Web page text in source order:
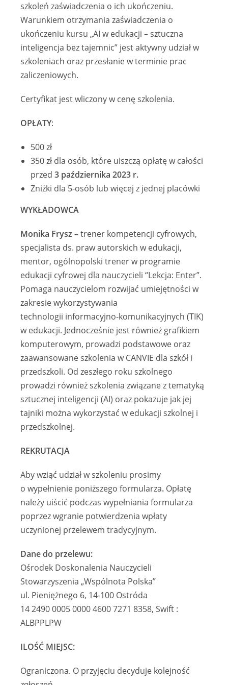
szkoleń zaświadczenia o ich ukończeniu.
Warunkiem otrzymania zaświadczenia o
ukończeniu kursu „AI w edukacji – sztuczna
inteligencja bez tajemnic” jest aktywny udział w
szkoleniach oraz przesłanie w terminie prac
zaliczeniowych.
Certyfikat jest wliczony w cenę szkolenia.
OPŁATY:
500 zł
350 zł dla osób, które uiszczą opłatę w całości
przed3 października 2023 r.
Zniżki dla 5-osób lub więcej z jednej placówki
WYKŁADOWCA
Monika Frysz –trener kompetencji cyfrowych,
specjalista ds. praw autorskich w edukacji,
mentor, ogólnopolski trener w programie
edukacji cyfrowej dla nauczycieli “Lekcja: Enter”.
Pomaga nauczycielom rozwijać umiejętności w
zakresie wykorzystywania
technologii informacyjno-komunikacyjnych (TIK)
w edukacji. Jednocześnie jest również grafikiem
komputerowym, prowadzi podstawowe oraz
zaawansowane szkolenia w CANVIE dla szkół i
przedszkoli. Od zeszłego roku szkolnego
prowadzi również szkolenia związane z tematyką
sztucznej inteligencji (AI) oraz pokazuje jak jej
tajniki można wykorzystać w edukacji szkolnej i
przedszkolnej.
REKRUTACJA
Aby wziąć udział w szkoleniu prosimy
o wypełnienie poniższego formularza. Opłatę
należy uiścić podczas wypełniania formularza
poprzez wgranie potwierdzenia wpłaty
uczynionej przelewem tradycyjnym.
Dane do przelewu:
Ośrodek Doskonalenia Nauczycieli
Stowarzyszenia „Wspólnota Polska”
ul. Pieniężnego 6, 14-100 Ostróda
14 2490 0005 0000 4600 7271 8358, Swift :
ALBPPLPW
ILOŚĆ MIEJSC:
Ograniczona. O przyjęciu decyduje kolejność